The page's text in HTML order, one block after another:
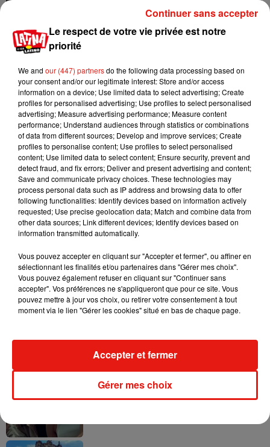
15 juillet 2026
Footvolley : Albufeira a
reçu l'élite mondiale
3 4 5 6 7 8
Musique
Karol G dévoile la tracklist de son nouvel
Benny Blanco invite Selena Gomez et
Becky G sur son nouveau single
Le respect de votre vie privée est notre
priorité
We and our (447) partnersdo the following data processing based on
your consent and/or our legitimate interest: Store and/or access
information on a device; Use limited data to select advertising; Create
profiles for personalised advertising; Use profiles to select personalised
advertising; Measure advertising performance; Measure content
performance; Understand audiences through statistics or combinations
of data from different sources; Develop and improve services; Create
profiles to personalise content; Use profiles to select personalised
content; Use limited data to select content; Ensure security, prevent and
detect fraud, and fix errors; Deliver and present advertising and content;
Save and communicate privacy choices. These technologies may
process personal data such as IP address and browsing data to offer
following functionalities: Identify devices based on information actively
requested; Use precise geolocation data; Match and combine data from
other data sources; Link different devices; Identify devices based on
information transmitted automatically.
Vous pouvez accepter en cliquant sur "Accepter et fermer", ou affiner en
sélectionnant les finalités et/ou partenaires dans "Gérer mes choix".
Vous pouvez également refuser en cliquant sur "Continuer sans
accepter". Vos préférences ne s'appliqueront que pour ce site. Vous
pouvez mettre à jour vos choix, ou retirer votre consentement à tout
moment via le lien "Gérer les cookies" situé en bas de chaque page.
Gérer mes choix
Accepter et fermer
Continuer sans accepter